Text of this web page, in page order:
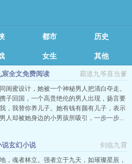
修真 都市言情 历史军事
竞技 女生耽美 其他类型
霸道九爷喜当爹
宸全文免费阅读
闺蜜设计，她被一个神秘男人把清白夺走。
子回国，一个高贵绝伦的男人出现，扬言要
，我替你养儿子。她有钱有颜有儿子，表示
人却被她身边的小男孩所吸引，一步一步...
剑临九霄
说玄幻小说
，魂者林立。强者立于九天，如璀璨星辰，